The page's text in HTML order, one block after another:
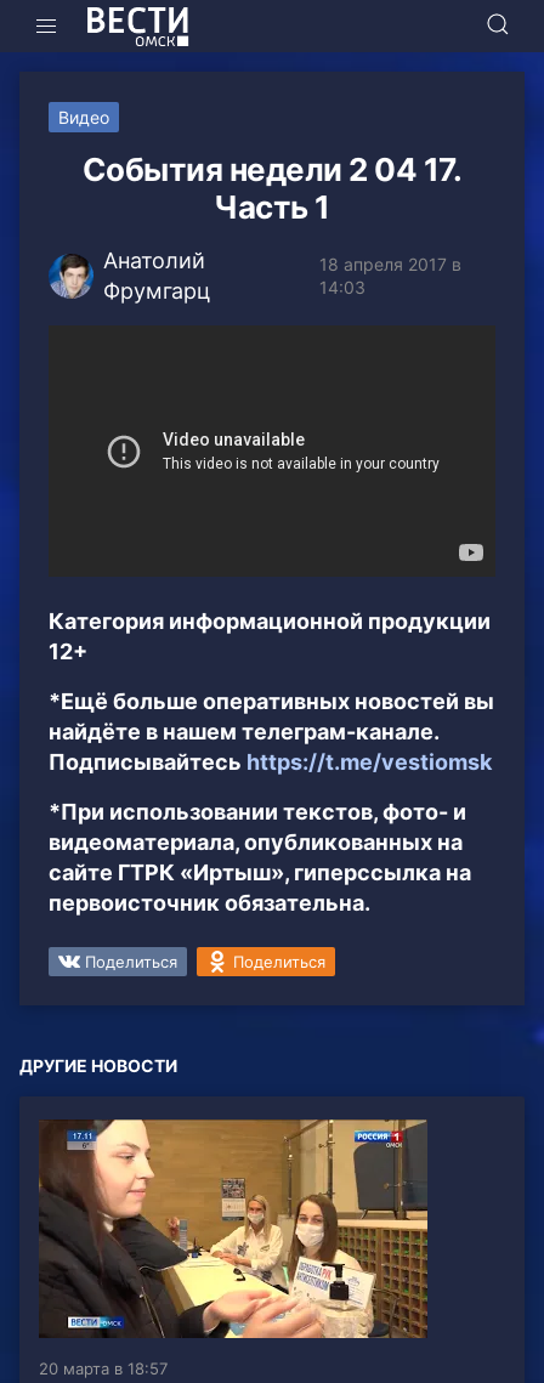
Видео
События недели 2 04 17.
Часть 1
Анатолий
Фрумгарц
18 апреля 2017 в
14:03
Категория информационной продукции
12+
*Ещё больше оперативных новостей вы
найдёте в нашем телеграм-канале.
Подписывайтесь https://t.me/vestiomsk
*При использовании текстов, фото- и
видеоматериала, опубликованных на
сайте ГТРК «Иртыш», гиперссылка на
первоисточник обязательна.
Поделиться Поделиться
ДРУГИЕ НОВОСТИ
20 марта в 18:57